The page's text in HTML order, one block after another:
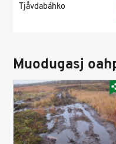
Tjåvdabáhko
Muodugasj